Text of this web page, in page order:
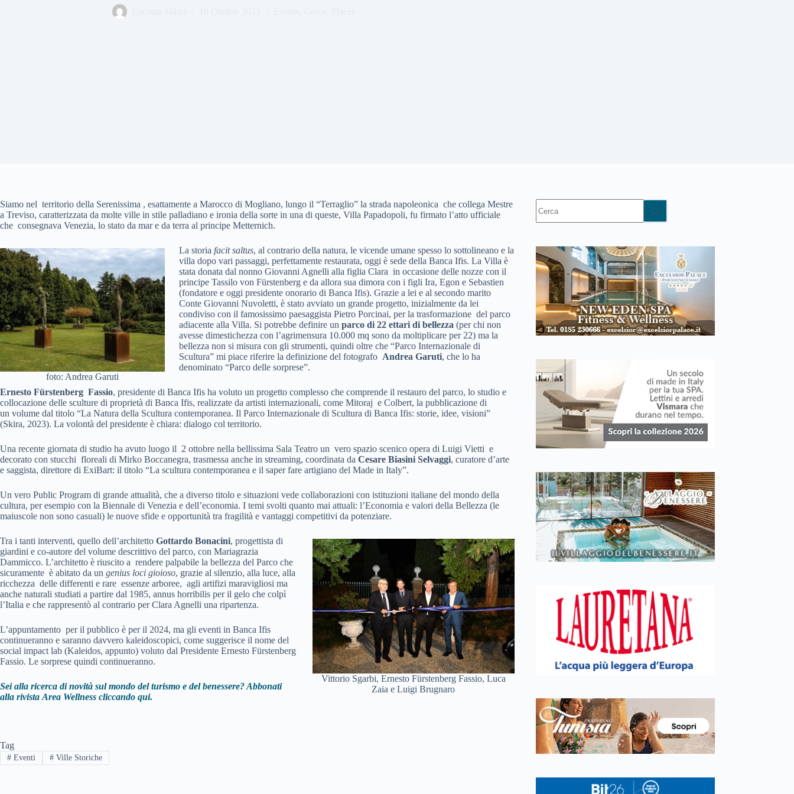
Siamo nel territorio della Serenissima , esattamente a Marocco di Mogliano, lungo il “Terraglio” la strada napoleonica che collega Mestre
a Treviso, caratterizzata da molte ville in stile palladiano e ironia della sorte in una di queste, Villa Papadopoli, fu firmato l’atto ufficiale
che consegnava Venezia, lo stato da mar e da terra al principe Metternich.
foto: Andrea Garuti
La storia facit saltus, al contrario della natura, le vicende umane spesso lo sottolineano e la
villa dopo vari passaggi, perfettamente restaurata, oggi è sede della Banca Ifis. La Villa è
stata donata dal nonno Giovanni Agnelli alla figlia Clara in occasione delle nozze con il
principe Tassilo von Fürstenberg e da allora sua dimora con i figli Ira, Egon e Sebastien
(fondatore e oggi presidente onorario di Banca Ifis). Grazie a lei e al secondo marito
Conte Giovanni Nuvoletti, è stato avviato un grande progetto, inizialmente da lei
condiviso con il famosissimo paesaggista Pietro Porcinai, per la trasformazione del parco
adiacente alla Villa. Si potrebbe definire un parco di 22 ettari di bellezza (per chi non
avesse dimestichezza con l’agrimensura 10.000 mq sono da moltiplicare per 22) ma la
bellezza non si misura con gli strumenti, quindi oltre che “Parco Internazionale di
Scultura” mi piace riferire la definizione del fotografo Andrea Garuti, che lo ha
denominato “Parco delle sorprese”.
Ernesto Fürstenberg Fassio, presidente di Banca Ifis ha voluto un progetto complesso che comprende il restauro del parco, lo studio e
collocazione delle sculture di proprietà di Banca Ifis, realizzate da artisti internazionali, come Mitoraj e Colbert, la pubblicazione di
un volume dal titolo “La Natura della Scultura contemporanea. Il Parco Internazionale di Scultura di Banca Ifis: storie, idee, visioni”
(Skira, 2023). La volontà del presidente è chiara: dialogo col territorio.
Una recente giornata di studio ha avuto luogo il 2 ottobre nella bellissima Sala Teatro un vero spazio scenico opera di Luigi Vietti e
decorato con stucchi floreali di Mirko Boccanegra, trasmessa anche in streaming, coordinata da Cesare Biasini Selvaggi, curatore d’arte
e saggista, direttore di ExiBart: il titolo “La scultura contemporanea e il saper fare artigiano del Made in Italy”.
Un vero Public Program di grande attualità, che a diverso titolo e situazioni vede collaborazioni con istituzioni italiane del mondo della
cultura, per esempio con la Biennale di Venezia e dell’economia. I temi svolti quanto mai attuali: l’Economia e valori della Bellezza (le
maiuscole non sono casuali) le nuove sfide e opportunità tra fragilità e vantaggi competitivi da potenziare.
Vittorio Sgarbi, Ernesto Fürstenberg Fassio, Luca
Zaia e Luigi Brugnaro
Tra i tanti interventi, quello dell’architetto Gottardo Bonacini, progettista di
giardini e co-autore del volume descrittivo del parco, con Mariagrazia
Dammicco. L’architetto è riuscito a rendere palpabile la bellezza del Parco che
sicuramente è abitato da un genius loci gioioso, grazie al silenzio, alla luce, alla
ricchezza delle differenti e rare essenze arboree, agli artifizi maravigliosi ma
anche naturali studiati a partire dal 1985, annus horribilis per il gelo che colpì
l’Italia e che rappresentò al contrario per Clara Agnelli una ripartenza.
L’appuntamento per il pubblico è per il 2024, ma gli eventi in Banca Ifis
continueranno e saranno davvero kaleidoscopici, come suggerisce il nome del
social impact lab (Kaleidos, appunto) voluto dal Presidente Ernesto Fürstenberg
Fassio. Le sorprese quindi continueranno.
Sei alla ricerca di novità sul mondo del turismo e del benessere? Abbonati
alla rivista Area Wellness cliccando qui.
Tag
#Eventi #Ville Storiche
risultato